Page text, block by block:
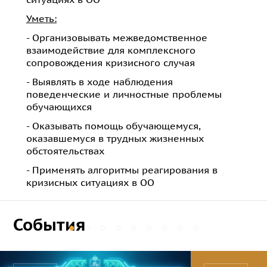
Уметь:
- Организовывать межведомственное
взаимодействие для комплексного
сопровождения кризисного случая
- Выявлять в ходе наблюдения
поведенческие и личностные проблемы
обучающихся
- Оказывать помощь обучающемуся,
оказавшемуся в трудных жизненных
обстоятельствах
- Применять алгоритмы реагирования в
кризисных ситуациях в ОО
События